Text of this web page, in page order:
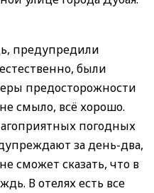
предупредили
были
предосторожности
смыло, всё хорошо.
погодных
за день-два,
сможет сказать, что в
В отелях есть все